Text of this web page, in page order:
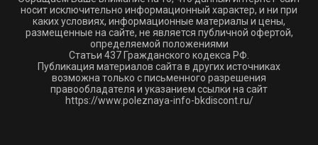
носит исключительно информационный характер, и ни при
каких условиях, информационные материалы и цены,
размещенные на сайте, не является публичной офертой,
определяемой положениями
Статьи 437 Гражданского кодекса РФ.
Публикация материалов сайта в других источниках
возможна только с письменного разрешения
правообладателя и указанием ссылки на сайт
https://www.poleznaya-info-bkdiscont.ru/